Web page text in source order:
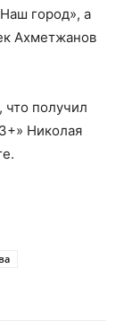
город», а
Ахметжанов
что получил
Николая